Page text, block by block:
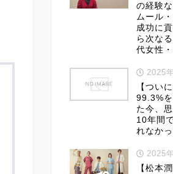
の経験
ムール
成功に
ら次な
代女性
2025
【つい
99.3%
た今、
10年間
れなか
2025
【松本